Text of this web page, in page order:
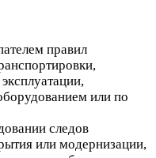
правил
или по
следов
или модернизации,